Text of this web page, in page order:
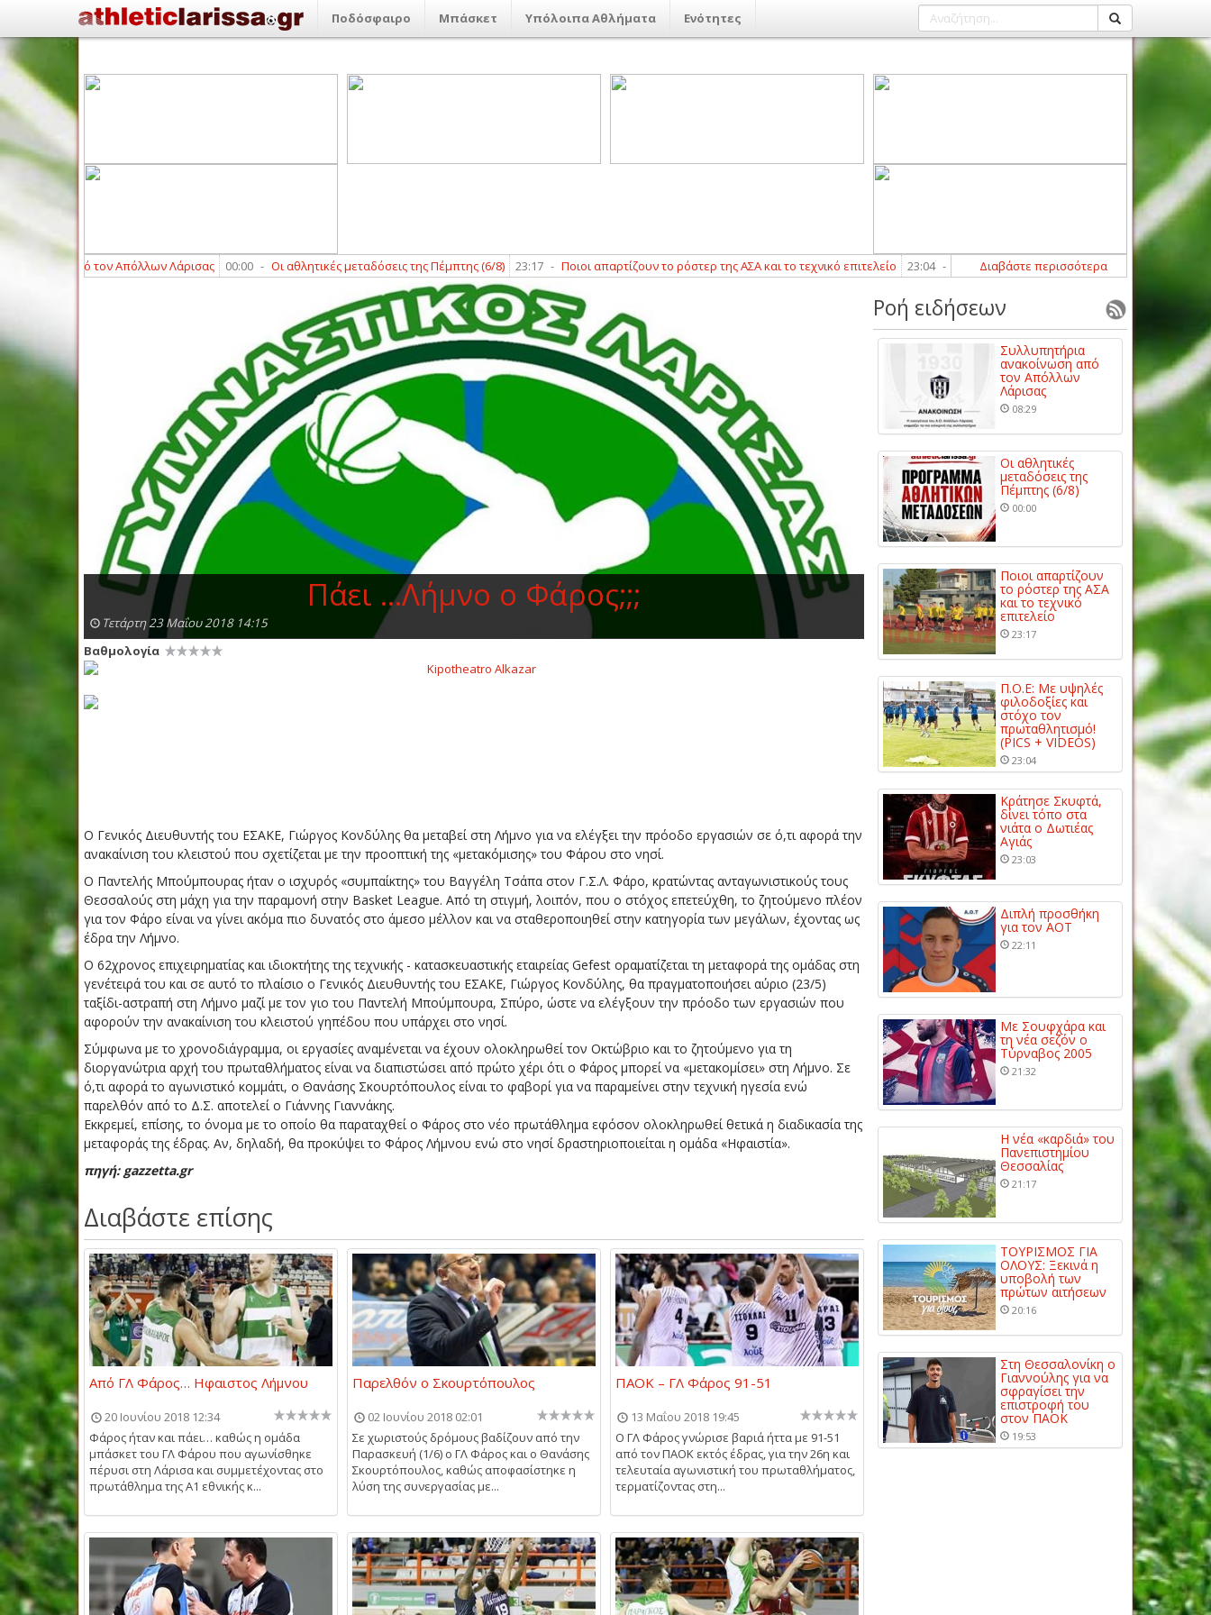
Ποδόσφαιρο Μπάσκετ Υπόλοιπα Αθλήματα Ενότητες
από τον Απόλλων Λάρισας 00:00 Οι αθλητικές μεταδόσεις της Πέμπτης (6/8) 23:17 - Ποιοι απαρτίζουν το ρόστερ της ΑΣΑ και το τεχνικό επιτελείο 23:04 - Π.Ο.Ε: Με υψηλές φιλοδοξίες και στόχο τον
Διαβάστε περισσότερα
Πάει ...Λήμνο ο Φάρος;;;
Τετάρτη 23 Μαΐου 2018 14:15
Βαθμολογία
Ο Γενικός Διευθυντής του ΕΣΑΚΕ, Γιώργος Κονδύλης θα μεταβεί στη Λήμνο για να ελέγξει την πρόοδο εργασιών σε ό,τι αφορά την
ανακαίνιση του κλειστού που σχετίζεται με την προοπτική της «μετακόμισης» του Φάρου στο νησί.
Ο Παντελής Μπούμπουρας ήταν ο ισχυρός «συμπαίκτης» του Βαγγέλη Τσάπα στον Γ.Σ.Λ. Φάρο, κρατώντας ανταγωνιστικούς τους
Θεσσαλούς στη μάχη για την παραμονή στην Basket League. Από τη στιγμή, λοιπόν, που ο στόχος επετεύχθη, το ζητούμενο πλέον
για τον Φάρο είναι να γίνει ακόμα πιο δυνατός στο άμεσο μέλλον και να σταθεροποιηθεί στην κατηγορία των μεγάλων, έχοντας ως
έδρα την Λήμνο.
Ο 62χρονος επιχειρηματίας και ιδιοκτήτης της τεχνικής - κατασκευαστικής εταιρείας Gefest οραματίζεται τη μεταφορά της ομάδας στη
γενέτειρά του και σε αυτό το πλαίσιο ο Γενικός Διευθυντής του ΕΣΑΚΕ, Γιώργος Κονδύλης, θα πραγματοποιήσει αύριο (23/5)
ταξίδι-αστραπή στη Λήμνο μαζί με τον γιο του Παντελή Μπούμπουρα, Σπύρο, ώστε να ελέγξουν την πρόοδο των εργασιών που
αφορούν την ανακαίνιση του κλειστού γηπέδου που υπάρχει στο νησί.
Σύμφωνα με το χρονοδιάγραμμα, οι εργασίες αναμένεται να έχουν ολοκληρωθεί τον Οκτώβριο και το ζητούμενο για τη
διοργανώτρια αρχή του πρωταθλήματος είναι να διαπιστώσει από πρώτο χέρι ότι ο Φάρος μπορεί να «μετακομίσει» στη Λήμνο. Σε
ό,τι αφορά το αγωνιστικό κομμάτι, ο Θανάσης Σκουρτόπουλος είναι το φαβορί για να παραμείνει στην τεχνική ηγεσία ενώ
παρελθόν από το Δ.Σ. αποτελεί ο Γιάννης Γιαννάκης.
Εκκρεμεί, επίσης, το όνομα με το οποίο θα παραταχθεί ο Φάρος στο νέο πρωτάθλημα εφόσον ολοκληρωθεί θετικά η διαδικασία της
μεταφοράς της έδρας. Αν, δηλαδή, θα προκύψει το Φάρος Λήμνου ενώ στο νησί δραστηριοποιείται η ομάδα «Ηφαιστία».
πηγή: gazzetta.gr
Διαβάστε επίσης
Από ΓΛ Φάρος… Ηφαιστος Λήμνου
20 Ιουνίου 2018 12:34
Φάρος ήταν και πάει… καθώς η ομάδα
μπάσκετ του ΓΛ Φάρου που αγωνίσθηκε
πέρυσι στη Λάρισα και συμμετέχοντας στο
πρωτάθλημα της Α1 εθνικής κ...
Παρελθόν ο Σκουρτόπουλος
02 Ιουνίου 2018 02:01
Σε χωριστούς δρόμους βαδίζουν από την
Παρασκευή (1/6) ο ΓΛ Φάρος και ο Θανάσης
Σκουρτόπουλος, καθώς αποφασίστηκε η
λύση της συνεργασίας με...
ΠΑΟΚ – ΓΛ Φάρος 91-51
13 Μαΐου 2018 19:45
Ο ΓΛ Φάρος γνώρισε βαριά ήττα με 91-51
από τον ΠΑΟΚ εκτός έδρας, για την 26η και
τελευταία αγωνιστική του πρωταθλήματος,
τερματίζοντας στη...
Ροή ειδήσεων
Συλλυπητήρια
ανακοίνωση από
τον Απόλλων
Λάρισας
08:29
Οι αθλητικές
μεταδόσεις της
Πέμπτης (6/8)
00:00
Ποιοι απαρτίζουν
το ρόστερ της ΑΣΑ
και το τεχνικό
επιτελείο
23:17
Π.Ο.Ε: Με υψηλές
φιλοδοξίες και
στόχο τον
πρωταθλητισμό!
(PICS + VIDEOS)
23:04
Κράτησε Σκυφτά,
δίνει τόπο στα
νιάτα ο Δωτιέας
Αγιάς
23:03
Διπλή προσθήκη
για τον ΑΟΤ
22:11
Με Σουφχάρα και
τη νέα σεζόν ο
Τύρναβος 2005
21:32
Η νέα «καρδιά» του
Πανεπιστημίου
Θεσσαλίας
21:17
ΤΟΥΡΙΣΜΟΣ ΓΙΑ
ΟΛΟΥΣ: Ξεκινά η
υποβολή των
πρώτων αιτήσεων
20:16
Στη Θεσσαλονίκη ο
Γιαννούλης για να
σφραγίσει την
επιστροφή του
στον ΠΑΟΚ
19:53